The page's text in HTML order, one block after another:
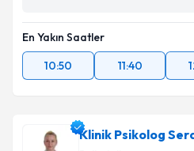
En Yakın Saatler
10:50
11:40
Klinik Psikolog